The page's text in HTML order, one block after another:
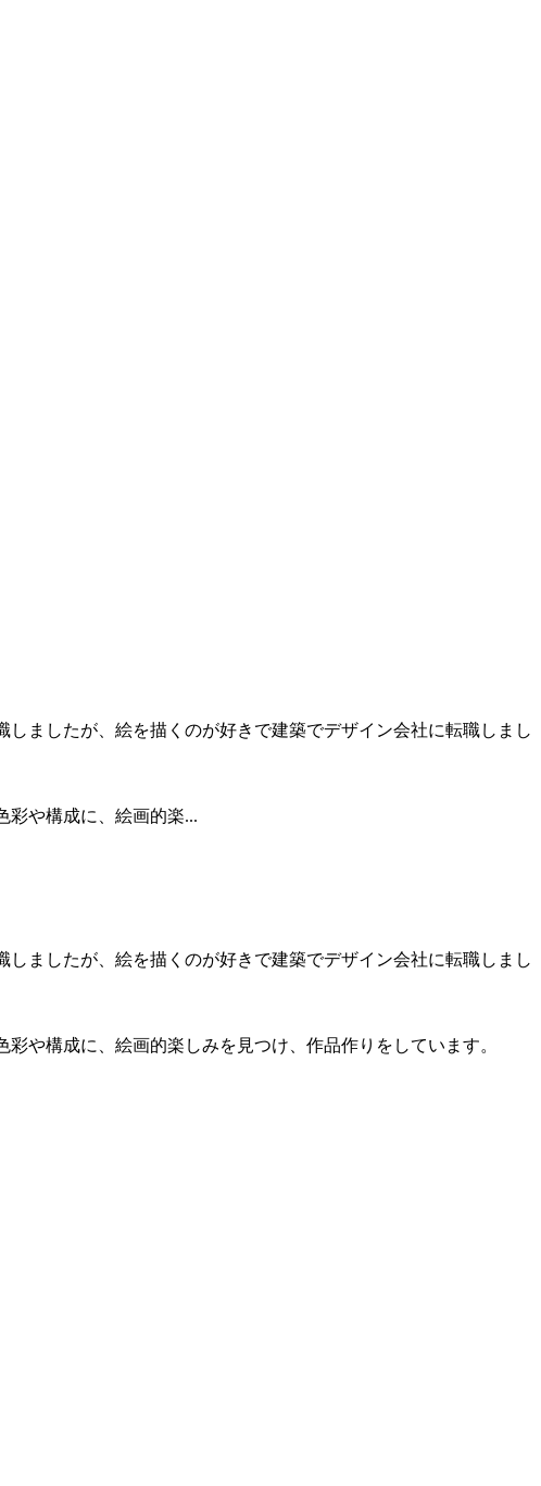
ましたが、絵を描くのが好きで建築でデザイン会社に転職しまし
彩や構成に、絵画的楽...
ましたが、絵を描くのが好きで建築でデザイン会社に転職しまし
や構成に、絵画的楽しみを見つけ、作品作りをしています。